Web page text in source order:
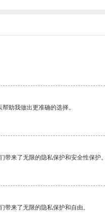
助我做出更准确的选择。
带来了无限的隐私保护和安全性保护
带来了无限的隐私保护和自由。